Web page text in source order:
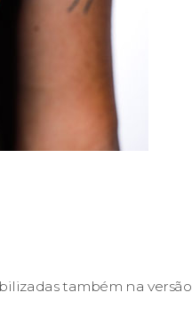
também na versão